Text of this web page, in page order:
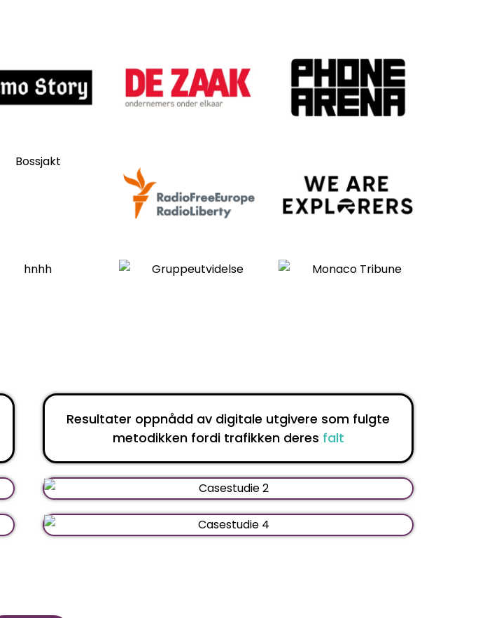
Resultater oppnådd av digitale utgivere som fulgte
metodikken fordi trafikken deres falt